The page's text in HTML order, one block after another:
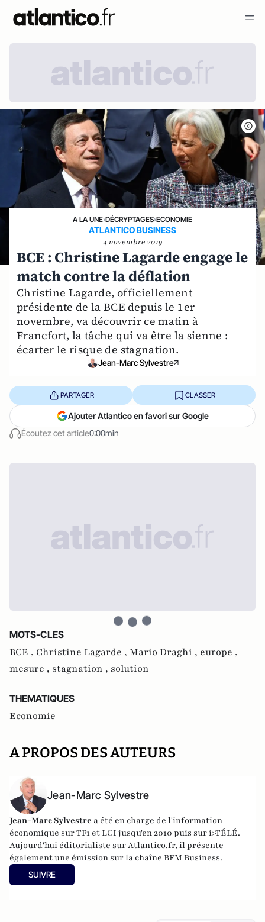
A LA UNE›DÉCRYPTAGES›ECONOMIE
ATLANTICO BUSINESS
4 novembre 2019
BCE : Christine Lagarde engage le
match contre la déflation
Christine Lagarde, officiellement
présidente de la BCE depuis le 1er
novembre, va découvrir ce matin à
Francfort, la tâche qui va être la sienne :
écarter le risque de stagnation.
Jean-Marc Sylvestre
Écoutez cet article0:00min
PARTAGER CLASSER
Ajouter Atlantico en favori sur Google
MOTS-CLES
BCE , Christine Lagarde , Mario Draghi , europe ,
mesure , stagnation , solution
THEMATIQUES
Economie
A PROPOS DES AUTEURS
Jean-Marc Sylvestre
Jean-Marc Sylvestre a été en charge de l'information
économique sur TF1 et LCI jusqu'en 2010 puis sur i>TÉLÉ.
Aujourd'hui éditorialiste sur Atlantico.fr, il présente
également une émission sur la chaîne BFM Business.
SUIVRE